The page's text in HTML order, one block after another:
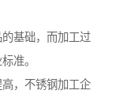
基础，而加工过
准。
，不锈钢加工企